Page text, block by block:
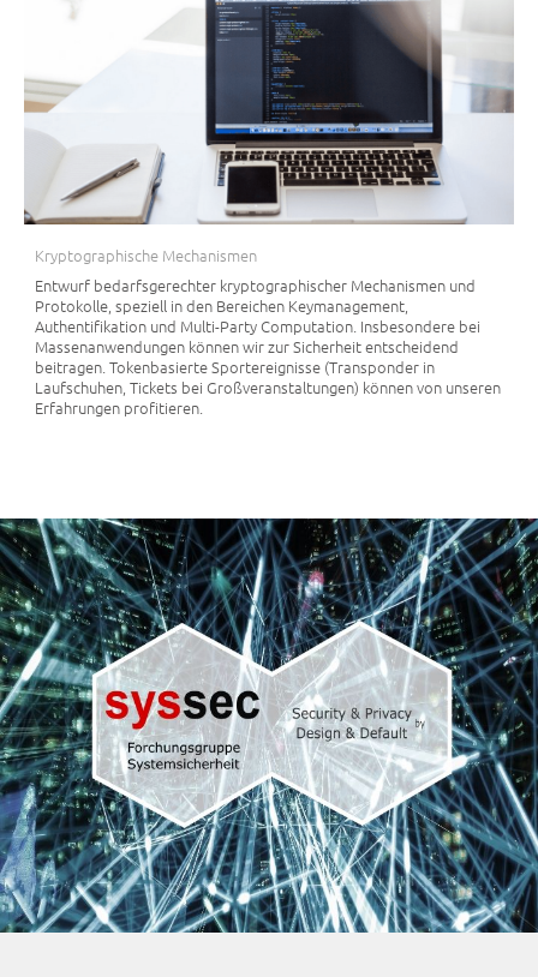
Kryptographische Mechanismen
Entwurf bedarfsgerechter kryptographischer Mechanismen und
Protokolle, speziell in den Bereichen Keymanagement,
Authentifikation und Multi-Party Computation. Insbesondere bei
Massenanwendungen können wir zur Sicherheit entscheidend
beitragen. Tokenbasierte Sportereignisse (Transponder in
Laufschuhen, Tickets bei Großveranstaltungen) können von unseren
Erfahrungen profitieren.